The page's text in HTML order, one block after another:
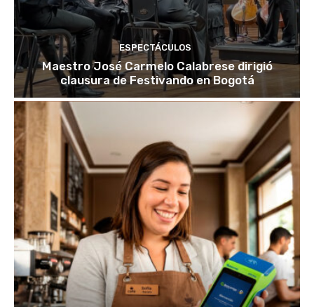
ESPECTÁCULOS
Maestro José Carmelo Calabrese dirigió
clausura de Festivando en Bogotá